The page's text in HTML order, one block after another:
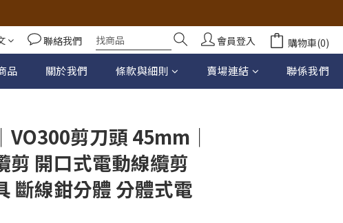
聯絡我們 會員登入 購物車(0)
品 關於我們 條款與細則 賣場連結 聯係我們
VO300剪刀頭 45mm｜
剪 開口式電動線纜剪
斷線鉗分體 分體式電
立即購買